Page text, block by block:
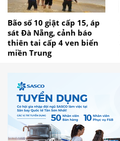
Bão số 10 giật cấp 15, áp
sát Đà Nẵng, cảnh báo
thiên tai cấp 4 ven biển
miền Trung